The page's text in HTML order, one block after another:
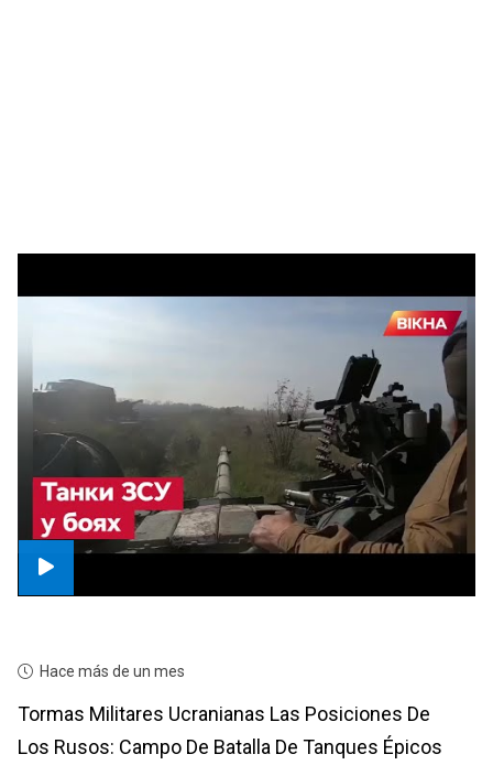
Hace más de un mes
Tormas Militares Ucranianas Las Posiciones De
Los Rusos: Campo De Batalla De Tanques Épicos